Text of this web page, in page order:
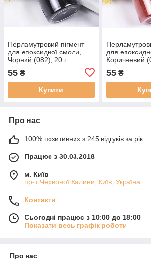
Перламутровий пігмент
для епоксидної смоли,
Чорний (082), 20 г
55 ₴
Купити
для
Коричневий
55₴
Про нас
100% позитивних з 245 відгуків за рік
Працює з 30.03.2018
м. Київ
пр-т Червоної Калини, Київ, Україна
Контакти
Сьогодні працює з 10:00 до 18:00
Показати весь графік роботи
Про нас